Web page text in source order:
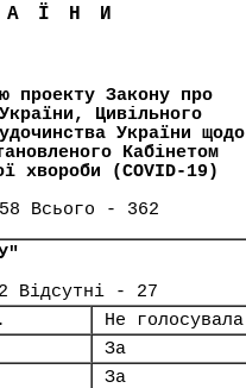
проекту Закону про
Цивільного
України щодо
Кабінетом
хвороби (COVID-19)
Всього - 362
Відсутні - 27
Не голосувала
За
За